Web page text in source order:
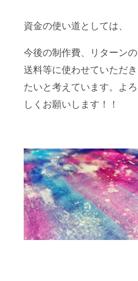
資金の使い道としては、
今後の制作費、リターンの
送料等に使わせていただき
たいと考えています。よろ
しくお願いします！！